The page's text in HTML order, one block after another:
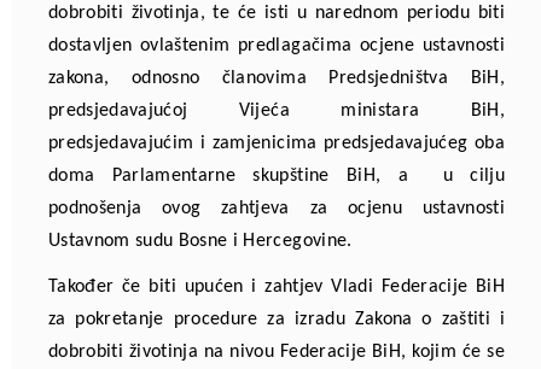
dobrobiti životinja, te će isti u narednom periodu biti
dostavljen ovlaštenim predlagačima ocjene ustavnosti
zakona, odnosno članovima Predsjedništva BiH,
predsjedavajućoj Vijeća ministara BiH,
predsjedavajućim i zamjenicima predsjedavajućeg oba
doma Parlamentarne skupštine BiH, a u cilju
podnošenja ovog zahtjeva za ocjenu ustavnosti
Ustavnom sudu Bosne i Hercegovine.
Također če biti upućen i zahtjev Vladi Federacije BiH
za pokretanje procedure za izradu Zakona o zaštiti i
dobrobiti životinja na nivou Federacije BiH, kojim će se